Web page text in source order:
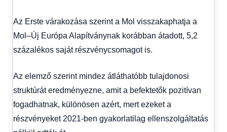
Az Erste várakozása szerint a Mol visszakaphatja a
Mol–Új Európa Alapítványnak korábban átadott, 5,2
százalékos saját részvénycsomagot is.
Az elemző szerint mindez átláthatóbb tulajdonosi
struktúrát eredményezne, amit a befektetők pozitívan
fogadhatnak, különösen azért, mert ezeket a
részvényeket 2021-ben gyakorlatilag ellenszolgáltatás